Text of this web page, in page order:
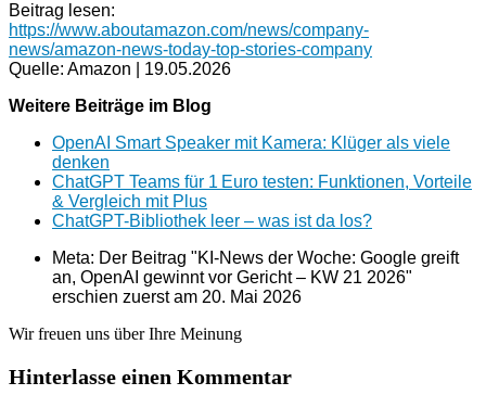
Beitrag lesen:
https://www.aboutamazon.com/news/company-
news/amazon-news-today-top-stories-company
Quelle: Amazon | 19.05.2026
Weitere Beiträge im Blog
OpenAI Smart Speaker mit Kamera: Klüger als viele
denken
ChatGPT Teams für 1 Euro testen: Funktionen, Vorteile
& Vergleich mit Plus
ChatGPT-Bibliothek leer – was ist da los?
Meta: Der Beitrag "KI-News der Woche: Google greift
an, OpenAI gewinnt vor Gericht – KW 21 2026"
erschien zuerst am 20. Mai 2026
Wir freuen uns über Ihre Meinung
Hinterlasse einen Kommentar